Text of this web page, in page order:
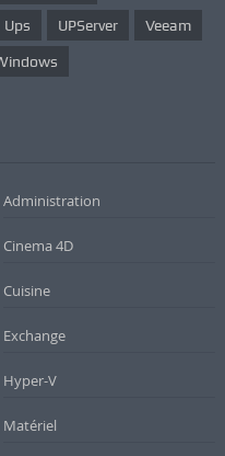
Ups UPServer Veeam
Administration
Cinema 4D
Cuisine
Exchange
Hyper-V
Matériel